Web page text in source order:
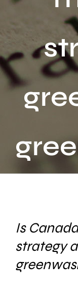
Recherche
sur
Is
strategy